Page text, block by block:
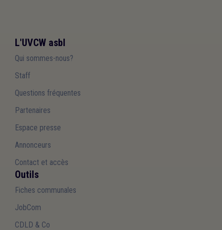
L'UVCW asbl
Qui sommes-nous?
Staff
Questions fréquentes
Partenaires
Espace presse
Annonceurs
Contact et accès
Outils
Fiches communales
JobCom
CDLD & Co